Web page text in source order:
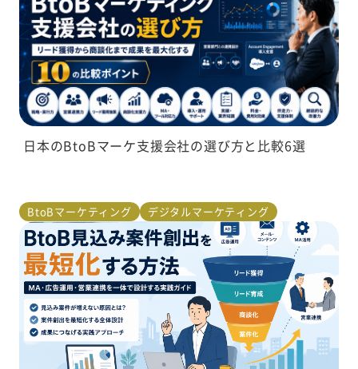
日本のBtoBマーケ支援会社の選び方と比較6選
BtoBマーケティング デジタルマーケティング